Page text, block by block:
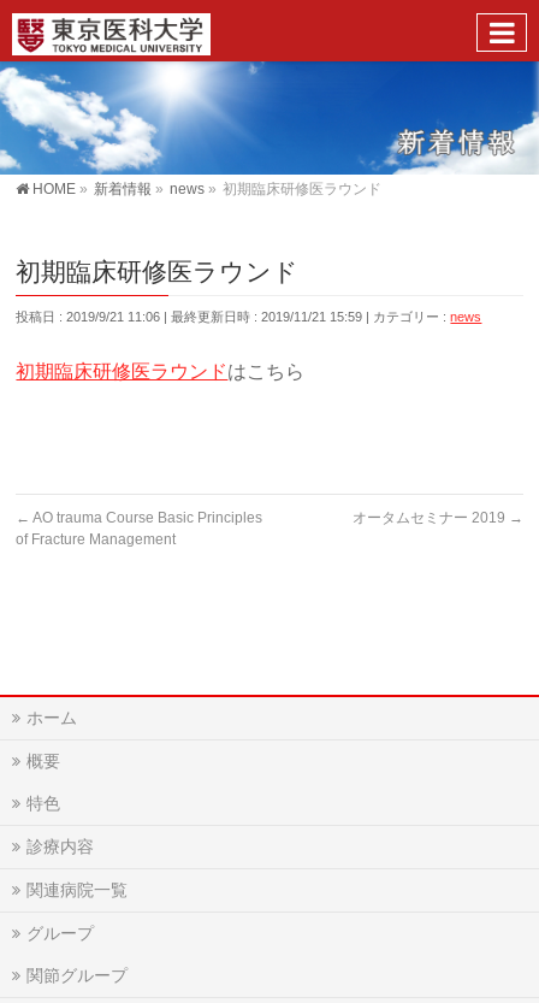
HOME » 新着情報 » news » 初期臨床研修医ラウンド
初期臨床研修医ラウンド
投稿日 : 2019/9/21 11:06 最終更新日時 : 2019/11/21 15:59 カテゴリー :news
初期臨床研修医ラウンドはこちら
← AO trauma Course Basic Principles
of Fracture Management
オータムセミナー 2019 →
ホーム
概要
特色
診療内容
関連病院一覧
グループ
関節グループ